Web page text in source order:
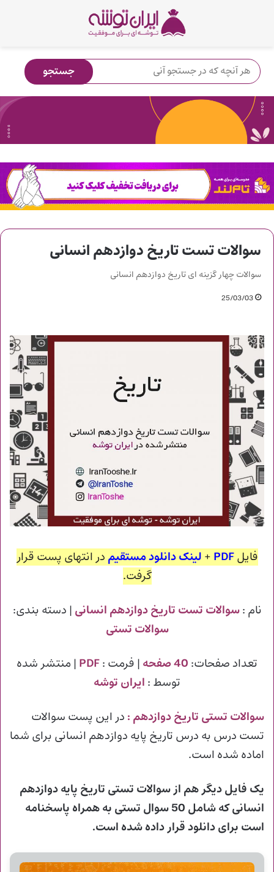
سوالات تست تاریخ دوازدهم انسانی
سوالات چهار گزینه ای تاریخ دوازدهم انسانی
25/03/03
فایلPDF
+ لینک دانلود مستقیم در انتهای پست قرار
گرفت.
نام :سوالات تست تاریخ دوازدهم انسانی | دسته بندی:
سوالات تستی
تعداد صفحات: 40 صفحه | فرمت :
| منتشر شده
توسط : ایران توشه
سوالات تستی تاریخ دوازدهم : در این پست سوالات
تست درس به درس تاریخ پایه دوازدهم انسانی برای شما
اماده شده است.
یک فایل دیگر هم از سوالات تستی تاریخ پایه دوازدهم
انسانی که شامل 50 سوال تستی به همراه پاسخنامه
است برای دانلود قرار داده شده است.